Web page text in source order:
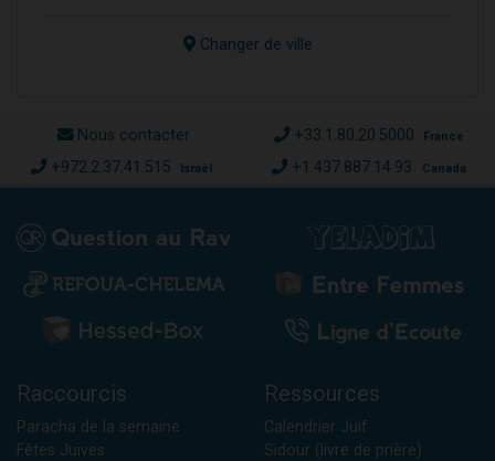
Changer de ville
Nous contacter +33.1.80.20.5000 France
+972.2.37.41.515 Israël +1.437.887.14.93 Canada
Raccourcis
Paracha de la semaine
Fêtes Juives
Ressources
Calendrier Juif
Sidour (livre de prière)